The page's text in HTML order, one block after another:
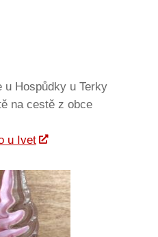
u Hospůdky u Terky
na cestě z obce
u Ivet